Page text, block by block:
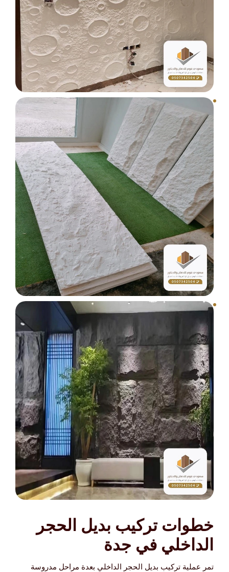
خطوات تركيب بديل الحجر
الداخلي في جدة
تمر عملية تركيب بديل الحجر الداخلي بعدة مراحل مدروسة